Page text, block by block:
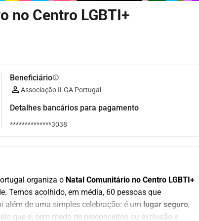
no Centro LGBTI+
Beneficiárioinfo
Associação ILGA Portugal
Detalhes bancários para pagamento
**************3038
organiza o Natal Comunitário no Centro LGBTI+
Temos acolhido, em média, 60 pessoas que
além de uma simples celebração: é um lugar seguro,
que é, sem medo de preconceitos ou exclusão e